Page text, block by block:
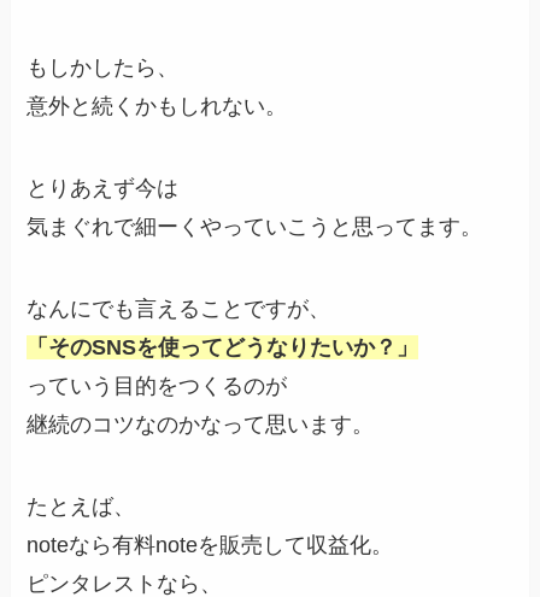
もしかしたら、
意外と続くかもしれない。
とりあえず今は
気まぐれで細ーくやっていこうと思ってます。
なんにでも言えることですが、
「そのSNSを使ってどうなりたいか？」
っていう目的をつくるのが
継続のコツなのかなって思います。
たとえば、
noteなら有料noteを販売して収益化。
ピンタレストなら、